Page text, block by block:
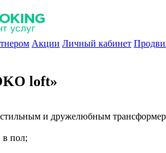
Акции Личный кабинет
loft»
стильным и дружелюбным
в пол;